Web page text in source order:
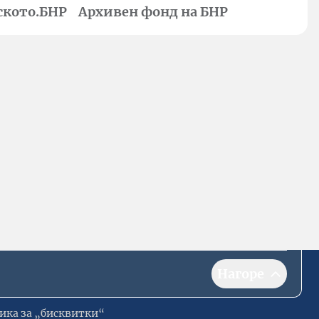
Архивен фонд на БНР
за „бисквитки“